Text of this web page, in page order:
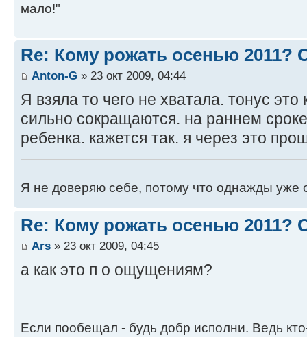
мало!"
Re: Кому рожать осенью 2011?
Anton-G » 23 окт 2009, 04:44
Я взяла то чего не хватала. тонус
сильно сокращаются. на раннем
ребенка. кажется так. я через это
Я не доверяю себе, потому что однажды уже
Re: Кому рожать осенью 2011?
Ars » 23 окт 2009, 04:45
а как это п о ощущениям?
Если пообещал - будь добр исполни. Ведь